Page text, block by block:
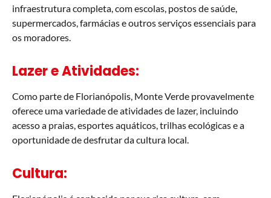
infraestrutura completa, com escolas, postos de saúde,
supermercados, farmácias e outros serviços essenciais para
os moradores.
Lazer e Atividades:
Como parte de Florianópolis, Monte Verde provavelmente
oferece uma variedade de atividades de lazer, incluindo
acesso a praias, esportes aquáticos, trilhas ecológicas e a
oportunidade de desfrutar da cultura local.
Cultura: